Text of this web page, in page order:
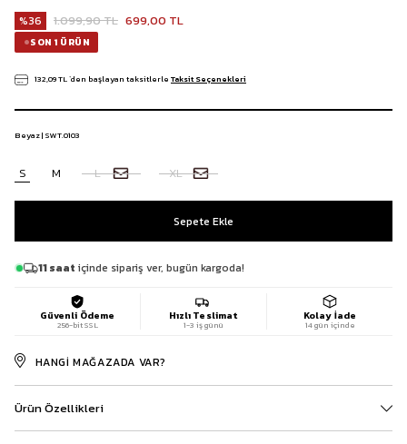
36 1.099,90 TL 699,00 TL
SON 1 ÜRÜN
132,09 TL`den başlayan taksitlerle Taksit Seçenekleri
Beyaz | SWT.0103
S M L XL
11 saat içinde sipariş ver, bugün kargoda!
Güvenli Ödeme
256-bit SSL
Hızlı Teslimat
1-3 iş günü
Kolay İade
14 gün içinde
HANGI MAĞAZADA VAR?
Ürün Özellikleri